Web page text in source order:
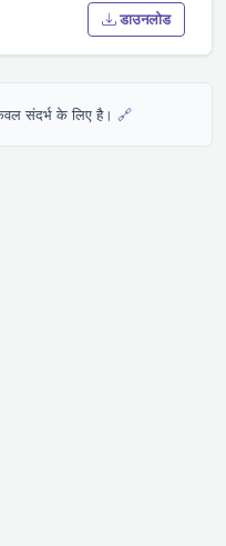
डाउनलोड
संदर्भ के लिए है। 🔗